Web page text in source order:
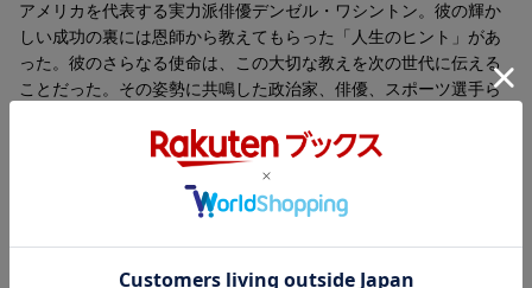
アメリカを代表する実力派俳優デンゼル・ワシントン。彼の輝か
しい成功の裏には恩師から教えてもらった「人生のヒント」があ
った。彼のさらなる使命は、この大切な教えを次の世代に伝える
ことだった。その姿勢に共鳴した政治家、俳優、スポーツ選手ら
る「人生のヒント」を、いまここに語り継ぐ。
目次（「BOOK」データベースより）
するーハンク・アーロン（元メジャーリーガー）／立ち向かう勇